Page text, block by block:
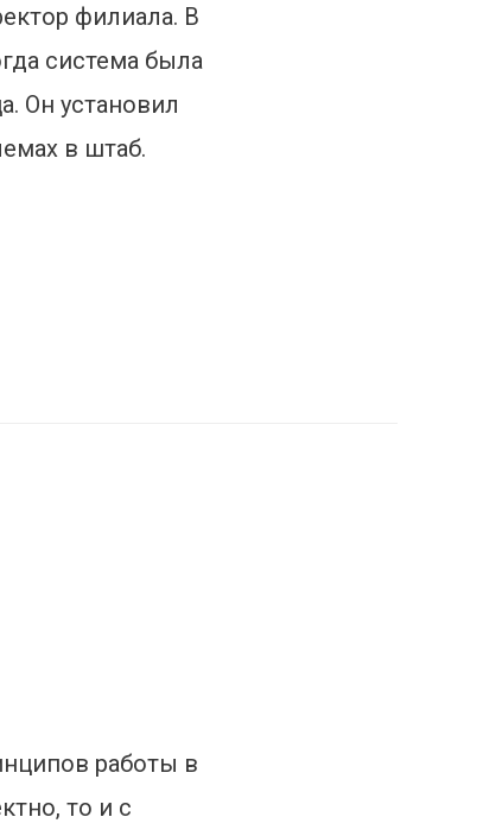
филиала. В
система была
Он установил
в штаб.
работы в
то и с